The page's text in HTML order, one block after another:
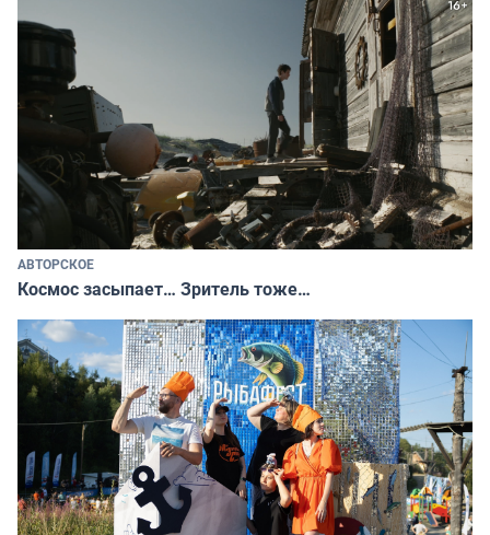
АВТОРСКОЕ
Космос засыпает… Зритель тоже…